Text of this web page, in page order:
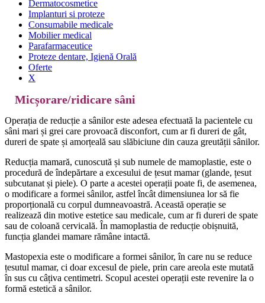
Dermatocosmetice
Implanturi si proteze
Consumabile medicale
Mobilier medical
Parafarmaceutice
Proteze dentare, Igienă Orală
Oferte
X
Micșorare/ridicare sâni
Operația de reducție a sânilor este adesea efectuată la pacientele cu
sâni mari și grei care provoacă disconfort, cum ar fi dureri de gât,
dureri de spate și amorțeală sau slăbiciune din cauza greutății sânilor.
Reducția mamară, cunoscută și sub numele de mamoplastie, este o
procedură de îndepărtare a excesului de țesut mamar (glande, țesut
subcutanat și piele). O parte a acestei operații poate fi, de asemenea,
o modificare a formei sânilor, astfel încât dimensiunea lor să fie
proporțională cu corpul dumneavoastră. Această operație se
realizează din motive estetice sau medicale, cum ar fi dureri de spate
sau de coloană cervicală. În mamoplastia de reducție obișnuită,
funcția glandei mamare rămâne intactă.
Mastopexia este o modificare a formei sânilor, în care nu se reduce
țesutul mamar, ci doar excesul de piele, prin care areola este mutată
în sus cu câțiva centimetri. Scopul acestei operații este revenire la o
formă estetică a sânilor.